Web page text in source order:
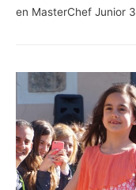
en MasterChef Junior 3